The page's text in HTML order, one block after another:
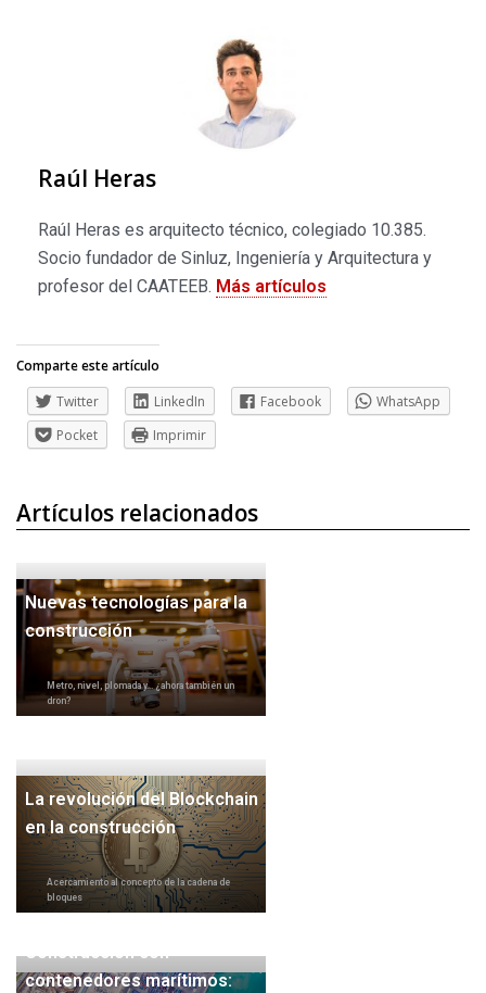
Raúl Heras
Raúl Heras es arquitecto técnico, colegiado 10.385.
Socio fundador de Sinluz, Ingeniería y Arquitectura y
profesor del CAATEEB. Más artículos
Comparte este artículo
Twitter
LinkedIn Facebook
WhatsApp
Pocket
Imprimir
Artículos relacionados
Nuevas tecnologías para la
construcción
Metro, nivel, plomada y... ¿ahora también un
dron?
La revolución del Blockchain
en la construcción
Acercamiento al concepto de la cadena de
bloques
Construcción con
contenedores marítimos: